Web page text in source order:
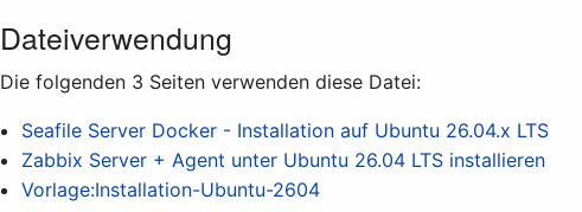
Dateiverwendung
Die folgenden 3 Seiten verwenden diese Datei:
Seafile Server Docker - Installation auf Ubuntu 26.04.x LTS
Zabbix Server + Agent unter Ubuntu 26.04 LTS installieren
Vorlage:Installation-Ubuntu-2604